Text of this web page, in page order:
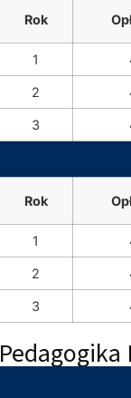
Rok
1
2
3
Rok
1
2
3